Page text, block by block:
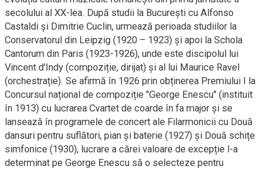
secolului al XX-lea. După studii la București cu Alfonso
Castaldi și Dimitrie Cuclin, urmează perioada studiilor la
Conservatorul din Leipzig (1920 – 1923) și apoi la Schola
Cantorum din Paris (1923-1926), unde este discipolul lui
Vincent d'Indy (compoziție, dirijat) și al lui Maurice Ravel
(orchestrație). Se afirmă în 1926 prin obținerea Premiului I la
Concursul național de compoziție "George Enescu" (instituit
în 1913) cu lucrarea Cvartet de coarde în fa major și se
lansează în programele de concert ale Filarmonicii cu Două
dansuri pentru suflători, pian și baterie (1927) și Două schițe
simfonice (1930), lucrare a cărei valoare de excepție l-a
determinat pe George Enescu să o selecteze pentru